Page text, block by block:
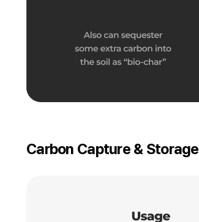
Carbon Capture &